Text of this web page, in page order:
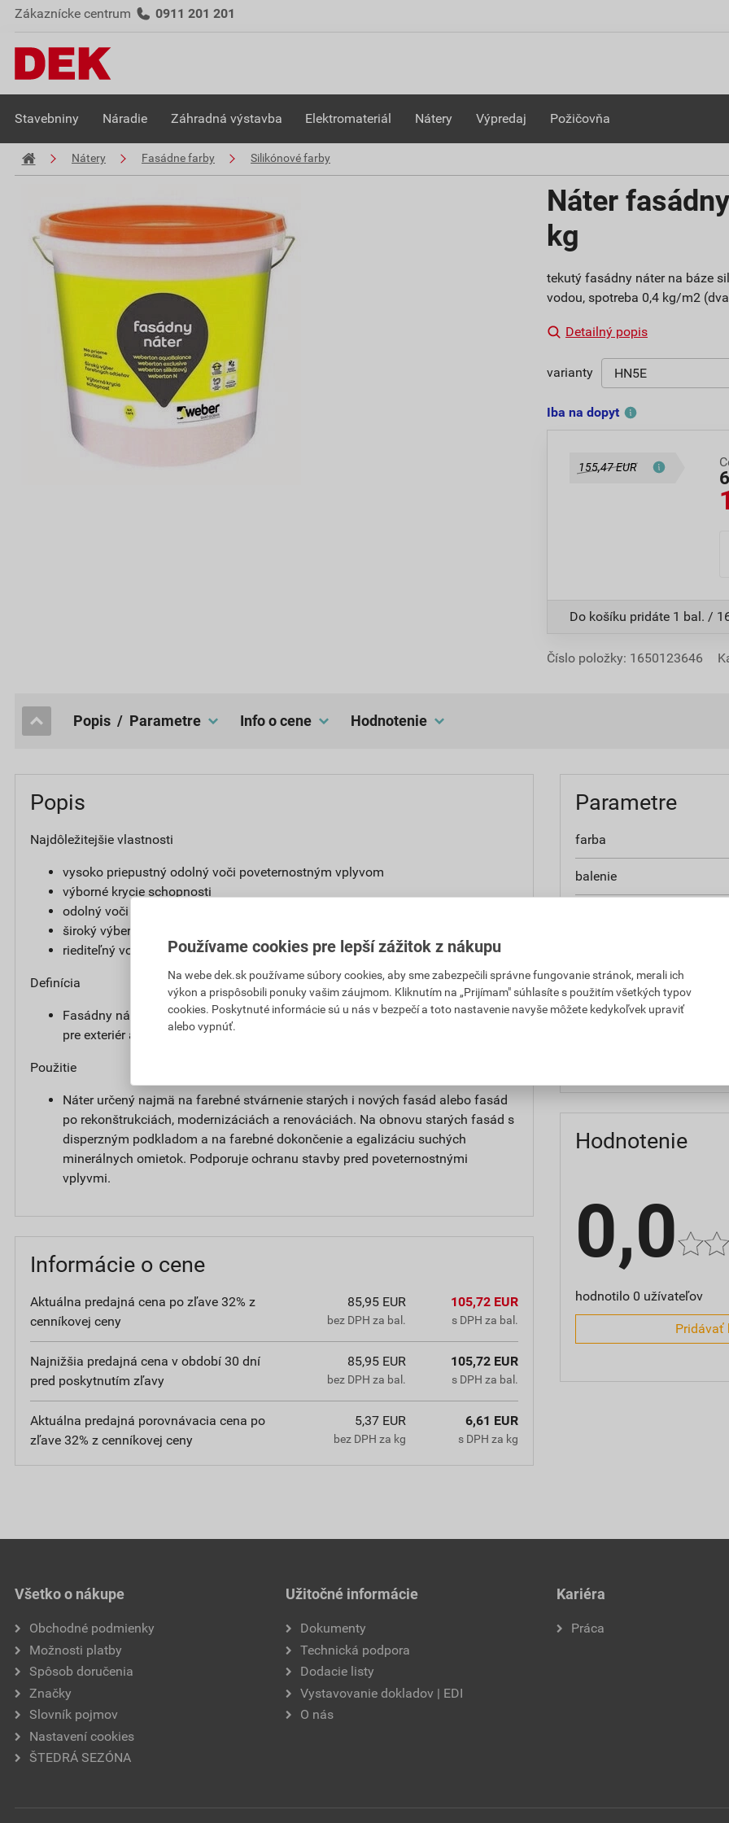
Zákaznícke centrum 0911 201 201
Stavebniny Náradie Záhradná výstavba Elektromateriál Nátery Výpredaj Požičovňa
Nátery Fasádne farby Silikónové farby
Náter
kg
tekutý fasádny náter na báze
vodou, spotreba 0,4 kg/m2
Detailný popis
varianty
Iba na dopyt
155,47 EUR 6
Do košíku pridáte 1 bal. /
Číslo položky: 1650123646
popis / Parametre Info o cene hodnotenie
Popis
Najdôležitejšie vlastnosti
vysoko priepustný odolný voči poveternostným vplyvom
výborné krycie schopnosti
odolný voči poveternostným vplyvom, UV žiareniu a priemyselným splodinám
široký výber odtieňov
riediteľný vodou
Definícia
Fasádny náter obsahujúci silikónovú disperziu, pripravený na priame použitie
pre exteriér aj interiér.
Použitie
Náter určený najmä na farebné stvárnenie starých i nových fasád alebo fasád
po rekonštrukciách, modernizáciách a renováciách. Na obnovu starých fasád s
disperzným podkladom a na farebné dokončenie a egalizáciu suchých
minerálnych omietok. Podporuje ochranu stavby pred poveternostnými
vplyvmi.
Informácie o cene
Aktuálna predajná cena po zľave 32% z
cenníkovej ceny
85,95 EUR
bez DPH za bal.
105,72 EUR
s DPH za bal.
Najnižšia predajná cena v období 30 dní
pred poskytnutím zľavy
85,95 EUR
bez DPH za bal.
105,72 EUR
s DPH za bal.
Aktuálna predajná porovnávacia cena po
zľave 32% z cenníkovej ceny
5,37 EUR
bez DPH za kg
6,61 EUR
s DPH za kg
Parametre
farba
balenie
typ
Hodnotenie
0,0
hodnotilo 0 užívateľov
Pridávať
Všetko o nákupe
Obchodné podmienky
Možnosti platby
Spôsob doručenia
Značky
Slovník pojmov
Nastavení cookies
ŠTEDRÁ SEZÓNA
Užitočné informácie
Dokumenty
Technická podpora
Dodacie listy
Vystavovanie dokladov | EDI
O nás
Kariéra
Práca
Používame cookies pre lepší zážitok z nákupu
Na webe dek.sk používame súbory cookies, aby sme zabezpečili správne fungovanie stránok, merali ich
výkon a prispôsobili ponuky vašim záujmom. Kliknutím na „Prijímam" súhlasíte s použitím všetkých typov
cookies. Poskytnuté informácie sú u nás v bezpečí a toto nastavenie navyše môžete kedykoľvek upraviť
alebo vypnúť.